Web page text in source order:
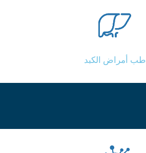
طب أمراض الكبد